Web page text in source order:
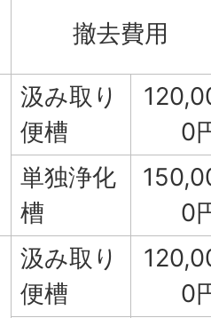
撤去費用
汲み取り
便槽
0
単独浄化
槽
0
汲み取り
便槽
0